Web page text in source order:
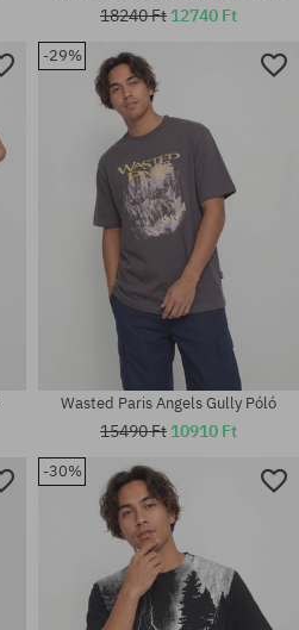
Elérhető méretek:
Elérhető méretek:
M; L; XL
18240 Ft 12740 Ft
-29%
Wasted Paris Angels Gully Póló
15490 Ft 10910 Ft
-30%